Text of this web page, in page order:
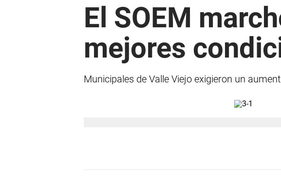
El SOEM
mejores
Municipales de Valle Viejo exigieron un